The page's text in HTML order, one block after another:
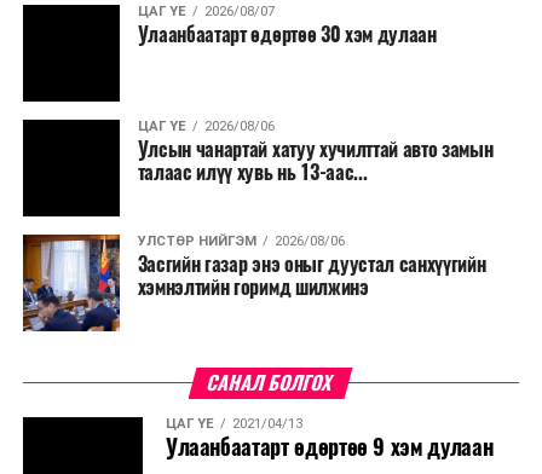
ЦАГ ҮЕ 2026/08/07
Улаанбаатарт өдөртөө 30 хэм дулаан
ЦАГ ҮЕ 2026/08/06
Улсын чанартай хатуу хучилттай авто замын
талаас илүү хувь нь 13-аас...
УЛСТӨР НИЙГЭМ 2026/08/06
Засгийн газар энэ оныг дуустал санхүүгийн
хэмнэлтийн горимд шилжинэ
САНАЛ БОЛГОХ
ЦАГ ҮЕ 2021/04/13
Улаанбаатарт өдөртөө 9 хэм дулаан